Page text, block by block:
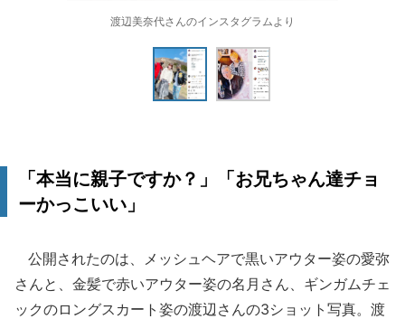
渡辺美奈代さんのインスタグラムより
「本当に親子ですか？」「お兄ちゃん達チョ
ーかっこいい」
公開されたのは、メッシュヘアで黒いアウター姿の愛弥
さんと、金髪で赤いアウター姿の名月さん、ギンガムチェ
ックのロングスカート姿の渡辺さんの3ショット写真。渡